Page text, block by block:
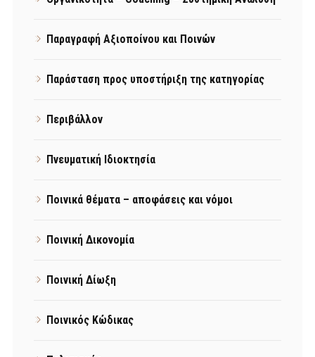
Παραγραφή Αξιοποίνου και Ποινών
Παράσταση προς υποστήριξη της κατηγορίας
Περιβάλλον
Πνευματική Ιδιοκτησία
Ποινικά θέματα – αποφάσεις και νόμοι
Ποινική Δικονομία
Ποινική Δίωξη
Ποινικός Κώδικας